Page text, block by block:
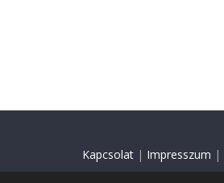
Kapcsolat | Impresszum |